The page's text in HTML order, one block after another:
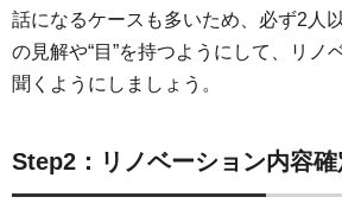
話になるケースも多いため、必ず2人
の見解や“目”を持つようにして、リノ
聞くようにしましょう。
Step2：リノベーション内容確